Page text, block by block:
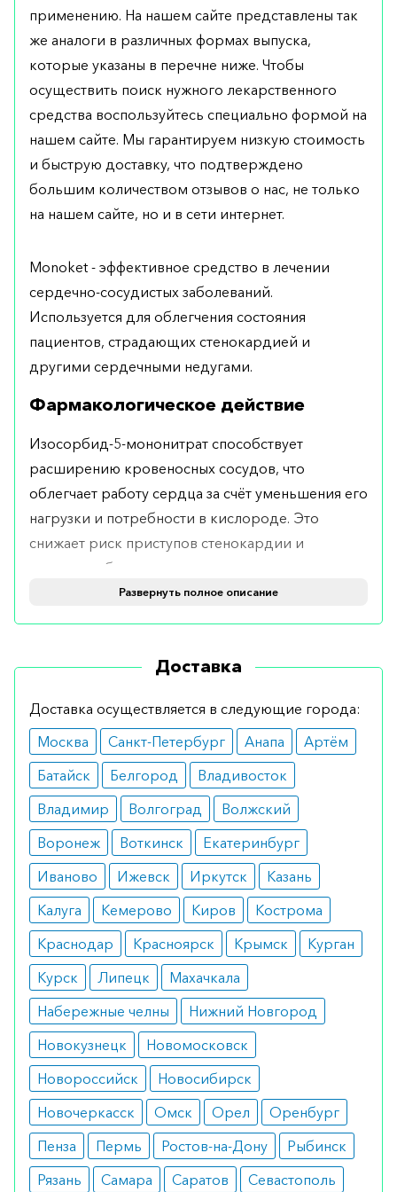
применению. На нашем сайте представлены так
же аналоги в различных формах выпуска,
которые указаны в перечне ниже. Чтобы
осуществить поиск нужного лекарственного
средства воспользуйтесь специально формой на
нашем сайте. Мы гарантируем низкую стоимость
и быструю доставку, что подтверждено
большим количеством отзывов о нас, не только
на нашем сайте, но и в сети интернет.
Monoket - эффективное средство в лечении
сердечно-сосудистых заболеваний.
Используется для облегчения состояния
пациентов, страдающих стенокардией и
другими сердечными недугами.
Фармакологическое действие
Изосорбид-5-мононитрат способствует
расширению кровеносных сосудов, что
облегчает работу сердца за счёт уменьшения его
нагрузки и потребности в кислороде. Это
снижает риск приступов стенокардии и
улучшает общее самочувствие пациента.
профилактики стенокардии, а также для
ишемической болезнью сердца. Также препарат
может быть использован в комплексной терапии
других сердечно-сосудистых заболеваний по
назначению врача.
Противопоказания
Препарат не назначают при повышенной
чувствительности к изосорбиду-5-мононитрату
или любому другому компоненту, при остром
инфаркте миокарда, сопровождающемся
пониженным артериальным давлением, при
тяжёлых нарушениях циркуляции крови,
вегетативной недостаточности.
Побочные эффекты
Возможные побочные эффекты включают
головную боль, головокружение, учащённое
сердцебиение, понижение артериального
давления, тошноту.
Развернуть полное описание
Доставка
Доставка осуществляется в следующие города:
Москва
Санкт-Петербург Анапа
Артём
Батайск
Белгород
Владивосток
Владимир
Волгоград
Волжский
Воронеж
Воткинск
Екатеринбург
Иваново
Ижевск Иркутск
Казань
Калуга
Кемерово Киров
Кострома
Краснодар
Красноярск Крымск
Курган
Курск
Липецк
Махачкала
Набережные челны
Нижний Новгород
Новокузнецк
Новомосковск
Новороссийск
Новосибирск
Новочеркасск
Омск Орел
Оренбург
Пенза
Пермь Ростов-на-Дону
Рыбинск
Рязань
Самара Саратов
Севастополь